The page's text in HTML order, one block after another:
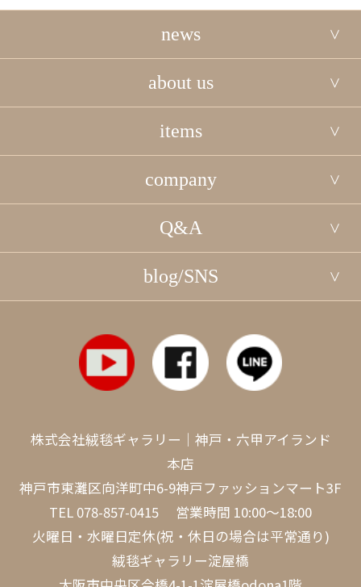
news
about us
items
company
Q&A
blog/SNS
株式会社絨毯ギャラリー｜神戸・六甲アイランド
本店
神戸市東灘区向洋町中6-9神戸ファッションマート3F
TEL 078-857-0415 営業時間 10:00～18:00
火曜日・水曜日定休(祝・休日の場合は平常通り)
絨毯ギャラリー淀屋橋